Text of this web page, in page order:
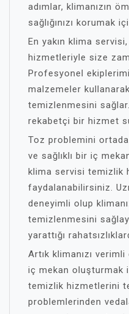
adımlar, klimanızın
sağlığınızı korumak
En yakın klima
hizmetleriyle size
Profesyonel
malzemeler
temizlenmesini
rekabetçi bir hizmet
Toz problemini
ve sağlıklı bir iç
klima servisi temizlik
faydalanabilirsiniz.
deneyimli olup
temizlenmesini
yarattığı
Artık klimanızı
iç mekan oluşturmak
temizlik hizmetlerini
problemlerinden